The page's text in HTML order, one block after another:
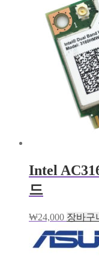
Intel
드
₩24,000 장바구